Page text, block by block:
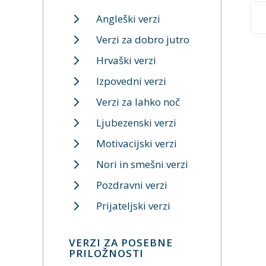
Angleški verzi
Verzi za dobro jutro
Hrvaški verzi
Izpovedni verzi
Verzi za lahko noč
Ljubezenski verzi
Motivacijski verzi
Nori in smešni verzi
Pozdravni verzi
Prijateljski verzi
VERZI ZA POSEBNE
PRILOŽNOSTI